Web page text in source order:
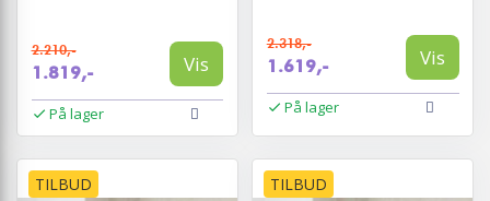
2.210,-
1.819,- Vis
På lager
2.318,-
1.619,- Vis
På lager
TILBUD TILBUD